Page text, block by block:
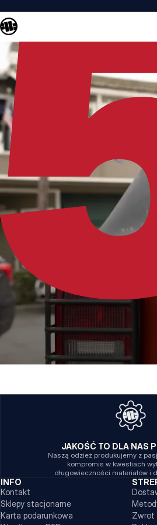
JAKOŚĆ TO DLA NAS
Naszą odzież produkujemy z
kompromis w kwestiach
długowieczności materiałów i
INFO
Kontakt
Sklepy stacjonarne
Karta podarunkowa
Zwrot